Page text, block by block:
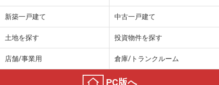
新築一戸建て 中古一戸建て
土地を探す 投資物件を探す
店舗/事業用 倉庫/トランクルーム
PC版へ